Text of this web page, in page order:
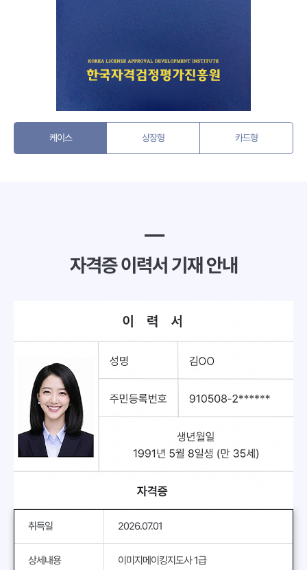
케이스 상장형 카드형
━
자격증 이력서 기재 안내
취득일 2026.07.01
상세내용 이미지메이킹지도사 1급